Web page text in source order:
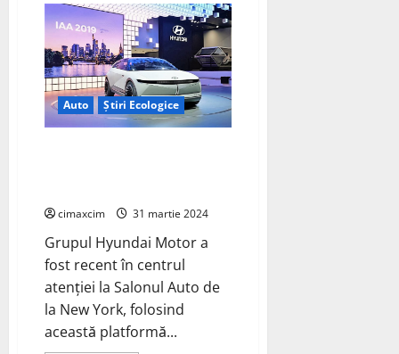
4
face
senzație
la
Salonul
Auto
de
la
New
York!
Auto Știri Ecologice
cimaxcim 31 martie 2024
Grupul Hyundai Motor a
fost recent în centrul
atenției la Salonul Auto de
la New York, folosind
această platformă...